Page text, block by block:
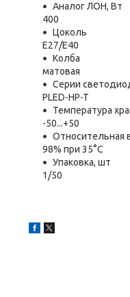
Аналог ЛОН, Вт
400
Цоколь
E27/E40
Колба
матовая
Серии
PLED-HP-T
Температура
-50...+50
Относительная
98% при 35°С
Упаковка, шт
1/50